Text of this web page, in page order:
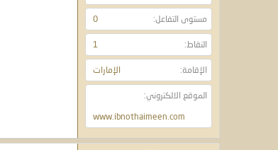
مستوى التفاعل 0
النقاط 1
الإقامة الإمارات
الموقع الالكتروني
www.ibnothaimeen.com